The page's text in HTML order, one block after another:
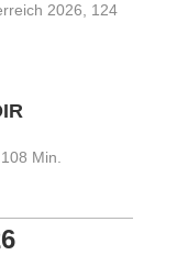
2026, 124
Min.